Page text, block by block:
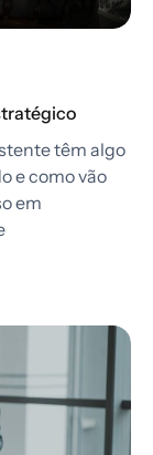
têm algo
e como vão
em